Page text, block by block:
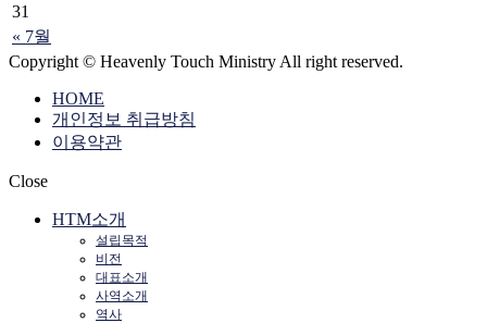
« 7월
31
Copyright © Heavenly Touch Ministry All right reserved.
HOME
개인정보 취급방침
이용약관
Close
HTM소개
설립목적
비전
대표소개
사역소개
역사